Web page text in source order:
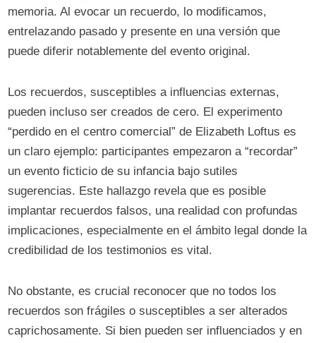
memoria. Al evocar un recuerdo, lo modificamos,
entrelazando pasado y presente en una versión que
puede diferir notablemente del evento original.
Los recuerdos, susceptibles a influencias externas,
pueden incluso ser creados de cero. El experimento
“perdido en el centro comercial” de Elizabeth Loftus es
un claro ejemplo: participantes empezaron a “recordar”
un evento ficticio de su infancia bajo sutiles
sugerencias. Este hallazgo revela que es posible
implantar recuerdos falsos, una realidad con profundas
implicaciones, especialmente en el ámbito legal donde la
credibilidad de los testimonios es vital.
No obstante, es crucial reconocer que no todos los
recuerdos son frágiles o susceptibles a ser alterados
caprichosamente. Si bien pueden ser influenciados y en